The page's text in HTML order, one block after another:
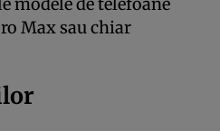
Max sau chiar